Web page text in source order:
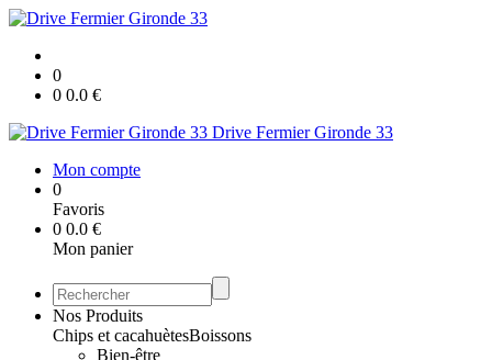
0
0 0.0 €
Drive Fermier Gironde 33
Mon compte
0
Favoris
0 0.0 €
Mon panier
Nos Produits
Chips et cacahuètesBoissons
Bien-être